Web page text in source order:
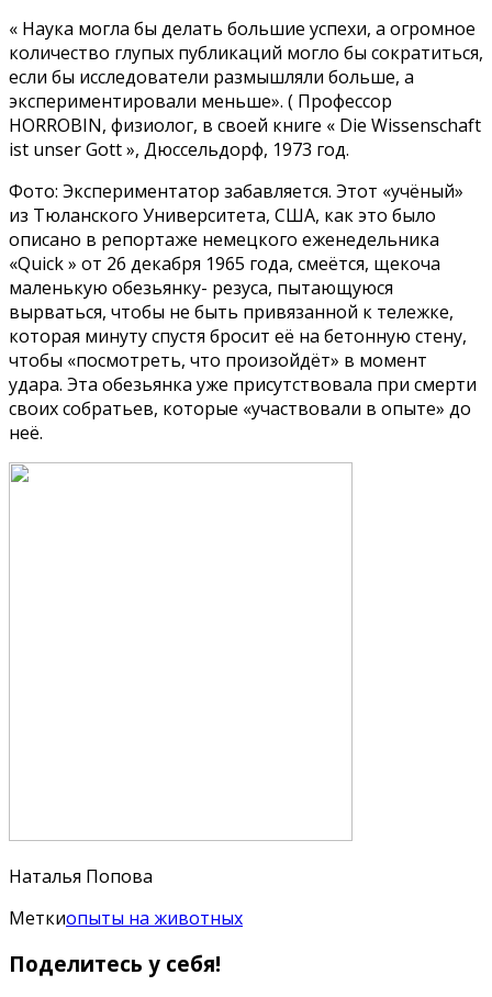
« Наука могла бы делать большие успехи, а огромное
количество глупых публикаций могло бы сократиться,
если бы исследователи размышляли больше, а
экспериментировали меньше». ( Профессор
HORROBIN, физиолог, в своей книге « Die Wissenschaft
ist unser Gott », Дюссельдорф, 1973 год.
Фото: Экспериментатор забавляется. Этот «учёный»
из Тюланского Университета, США, как это было
описано в репортаже немецкого еженедельника
«Quick » от 26 декабря 1965 года, смеётся, щекоча
маленькую обезьянку- резуса, пытающуюся
вырваться, чтобы не быть привязанной к тележке,
которая минуту спустя бросит её на бетонную стену,
чтобы «посмотреть, что произойдёт» в момент
удара. Эта обезьянка уже присутствовала при смерти
своих собратьев, которые «участвовали в опыте» до
неё.
Наталья Попова
Меткиопыты на животных
Поделитесь у себя!